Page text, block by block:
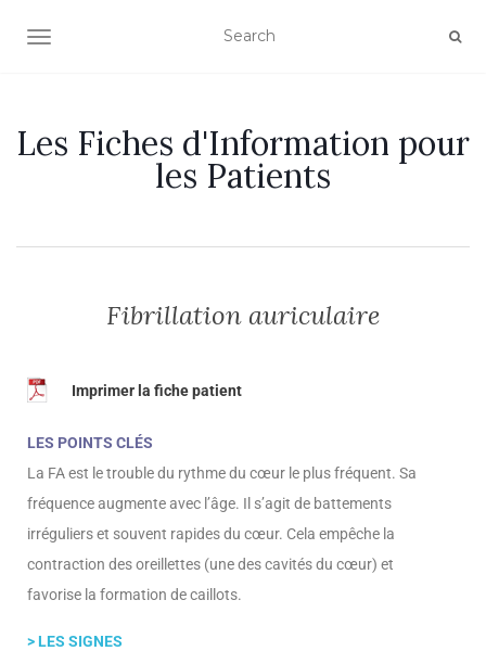
OUVRIR/FERMER LA NAVIGATION
Les Fiches d'Information pour
les Patients
Fibrillation auriculaire
Imprimer la fiche patient
LES POINTS CLÉS
La FA est le trouble du rythme du cœur le plus fréquent. Sa
fréquence augmente avec l’âge. Il s’agit de battements
irréguliers et souvent rapides du cœur. Cela empêche la
contraction des oreillettes (une des cavités du cœur) et
favorise la formation de caillots.
> LES SIGNES